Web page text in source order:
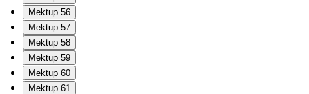
Mektup 56
Mektup 57
Mektup 58
Mektup 59
Mektup 60
Mektup 61